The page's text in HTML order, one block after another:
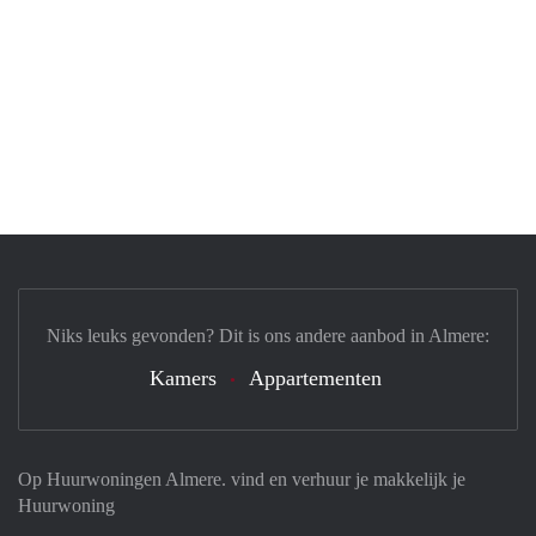
Op Huurwoningen Almere. vind en verhuur je makkelijk je
Huurwoning
Niks leuks gevonden? Dit is ons andere aanbod in Almere:
Kamers Appartementen